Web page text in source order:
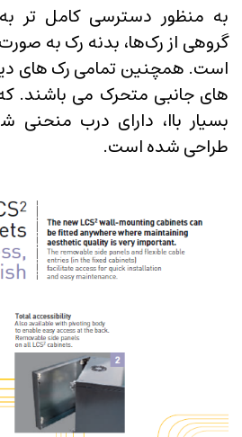
به منظور دسترسی کامل تر
گروهی از رک‌ها، بدنه رک به
های جانبی متحرک می باشند.
بسیار باا، دارای درب
طراحی شده است.